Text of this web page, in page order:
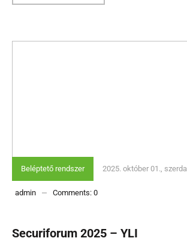
Beléptető rendszer 2025. október 01., szerda
admin Comments: 0
Securiforum 2025 – YLI